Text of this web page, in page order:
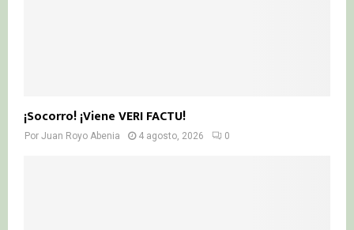
¡Socorro! ¡Viene VERI FACTU!
Por Juan Royo Abenia 4 agosto, 2026 0